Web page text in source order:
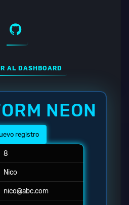
AL DASHBOARD
NEON
registro
8
Nico
nico@abc.com